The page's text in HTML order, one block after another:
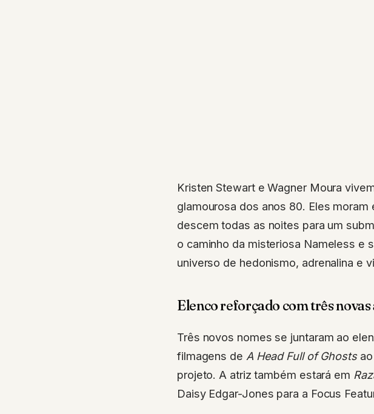
Kristen Stewart e Wagner Moura
glamourosa dos anos 80. Eles
descem todas as noites para um
o caminho da misteriosa Nameless e
universo de hedonismo, adrenalina e
Elenco reforçado com três novas
Três novos nomes se juntaram ao
filmagens de A Head Full of Ghostsao
projeto. A atriz também estará em
Daisy Edgar-Jones para a Focus